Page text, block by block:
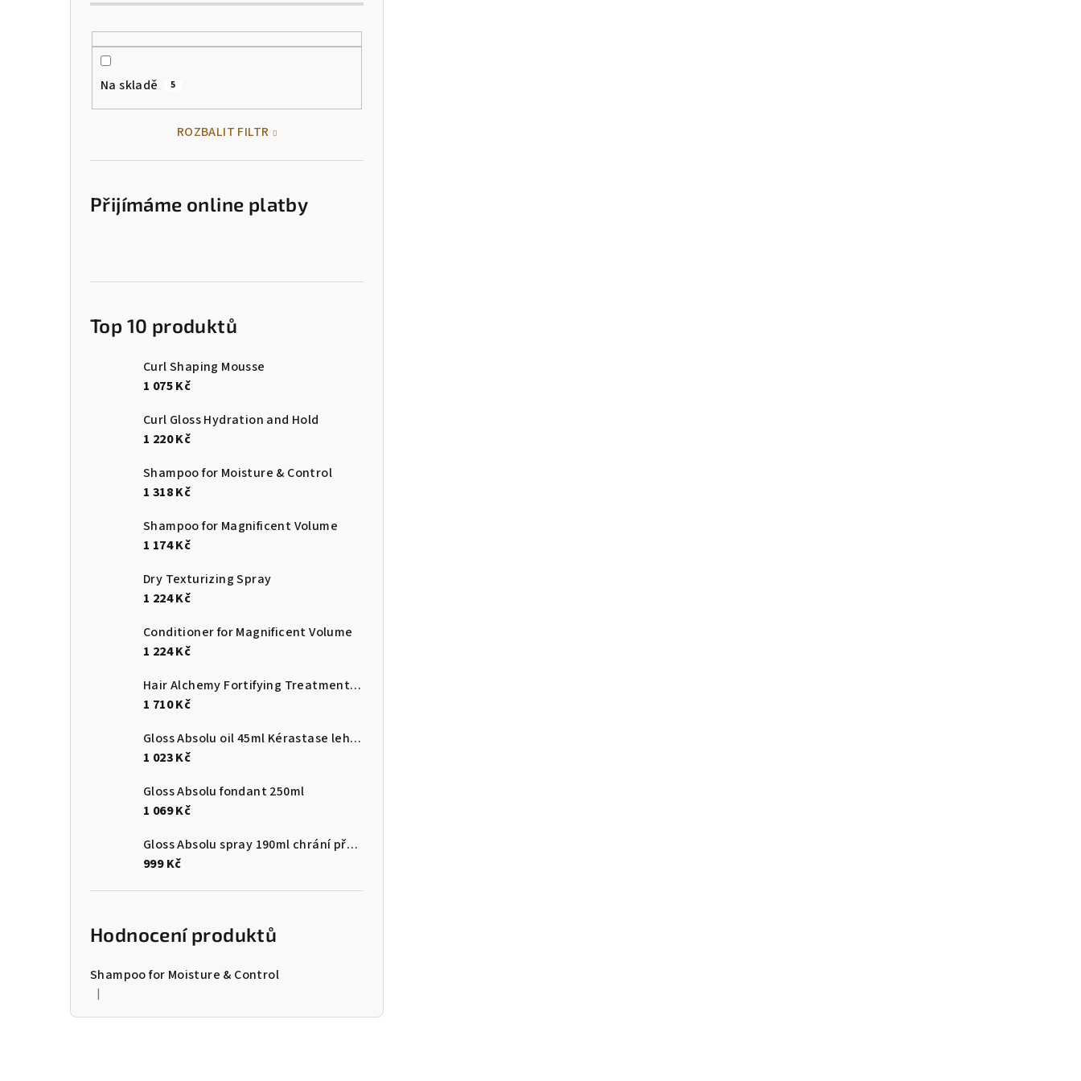
Na skladě 5
ROZBALIT FILTR
Přijímáme online platby
Top 10 produktů
Curl Shaping Mousse
1 075 Kč
Curl Gloss Hydration and Hold
1 220 Kč
Shampoo for Moisture & Control
1 318 Kč
Shampoo for Magnificent Volume
1 174 Kč
Dry Texturizing Spray
1 224 Kč
Conditioner for Magnificent Volume
1 224 Kč
Hair Alchemy Fortifying Treatment Serum
1 710 Kč
Gloss Absolu oil 45ml Kérastase lehký olej zvýrazňující lesk pro vlasy náchylné ke krepatění
1 023 Kč
Gloss Absolu fondant 250ml
1 069 Kč
Gloss Absolu spray 190ml chrání před teplem a vlhkostí
999 Kč
Hodnocení produktů
Shampoo for Moisture & Control
Hodnocení produktu je 5 z 5 hvězdiček.
|